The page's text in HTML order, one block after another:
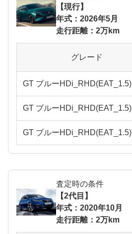
【現行】
年式：2026年5月
走行距離：2万km
グレード
GT ブルーHDi_RHD(EAT_1.5)
GT ブルーHDi_RHD(EAT_1.5)
GT ブルーHDi_RHD(EAT_1.5)
査定時の条件
【2代目】
年式：2020年10月
走行距離：2万km